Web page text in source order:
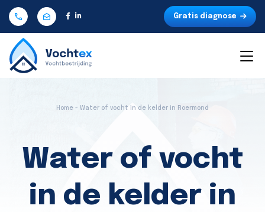
Gratis diagnose
Home - Water of vocht in de kelder in Roermond
Water of vocht
in de kelder in